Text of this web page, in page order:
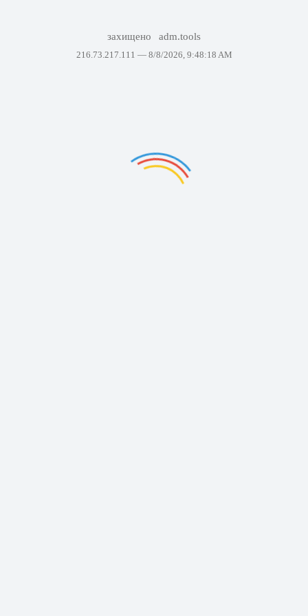
захищено adm.tools
216.73.217.111 — 8/8/2026, 9:48:18 AM